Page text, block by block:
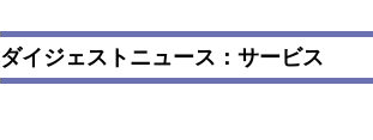
ダイジェストニュース：サービス